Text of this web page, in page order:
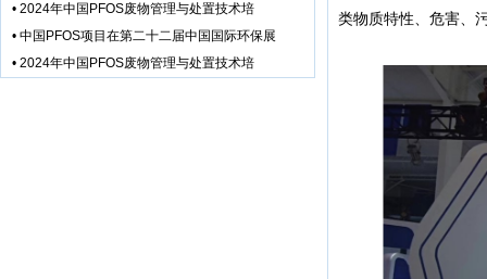
• 2024年中国PFOS废物管理与处置技术培
• 中国PFOS项目在第二十二届中国国际环保展
• 2024年中国PFOS废物管理与处置技术培
类物质特性、危害、